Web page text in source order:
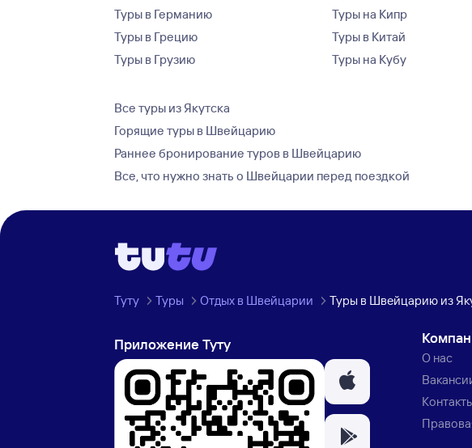
Туры в Германию
Туры в Грецию
Туры в Грузию
Туры на Кипр
Туры в Китай
Туры на Кубу
Все туры из Якутска
Горящие туры в Швейцарию
Раннее бронирование туров в Швейцарию
Все, что нужно знать о Швейцарии перед поездкой
Туту Туры Отдых в Швейцарии Туры в Швейцарию из
Приложение Туту
О нас